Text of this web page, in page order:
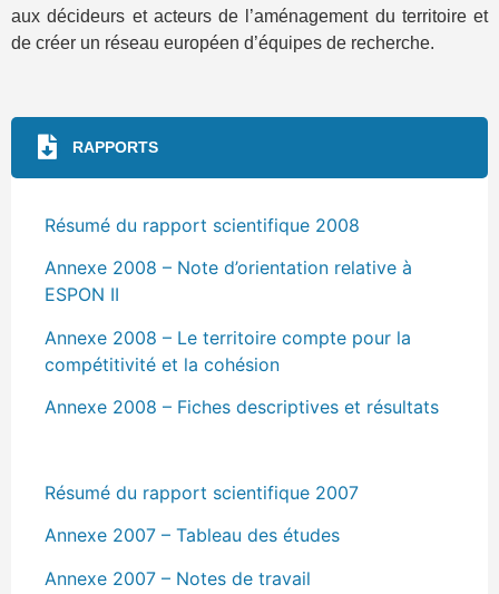
aux décideurs et acteurs de l’aménagement du territoire et
de créer un réseau européen d’équipes de recherche.
RAPPORTS
Résumé du rapport scientifique 2008
Annexe 2008 – Note d’orientation relative à
ESPON II
Annexe 2008 – Le territoire compte pour la
compétitivité et la cohésion
Annexe 2008 – Fiches descriptives et résultats
Résumé du rapport scientifique 2007
Annexe 2007 – Tableau des études
Annexe 2007 – Notes de travail